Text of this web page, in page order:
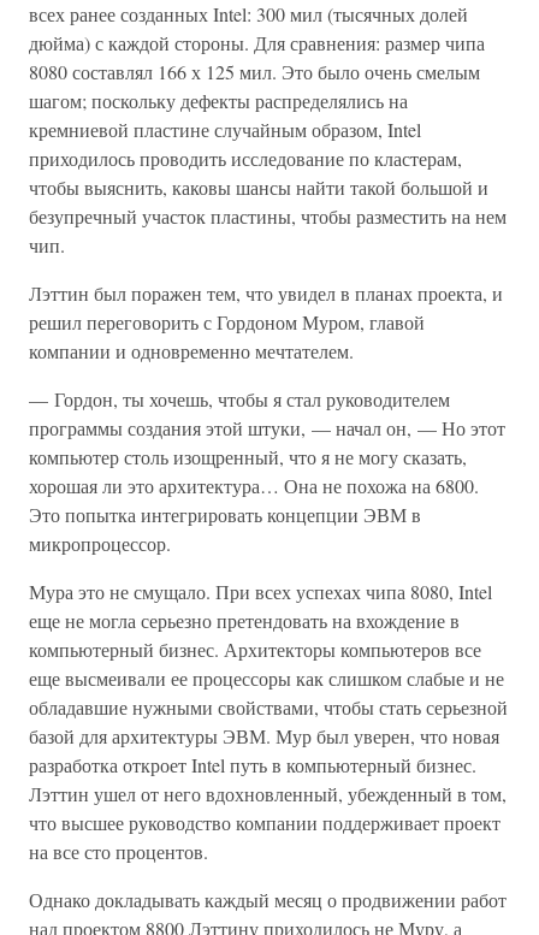
всех ранее созданных Intel: 300 мил (тысячных долей
дюйма) с каждой стороны. Для сравнения: размер чипа
8080 составлял 166 х 125 мил. Это было очень смелым
шагом; поскольку дефекты распределялись на
кремниевой пластине случайным образом, Intel
приходилось проводить исследование по кластерам,
чтобы выяснить, каковы шансы найти такой большой и
безупречный участок пластины, чтобы разместить на нем
чип.
Лэттин был поражен тем, что увидел в планах проекта, и
решил переговорить с Гордоном Муром, главой
компании и одновременно мечтателем.
— Гордон, ты хочешь, чтобы я стал руководителем
программы создания этой штуки, — начал он, — Но этот
компьютер столь изощренный, что я не могу сказать,
хорошая ли это архитектура… Она не похожа на 6800.
Это попытка интегрировать концепции ЭВМ в
микропроцессор.
Мура это не смущало. При всех успехах чипа 8080, Intel
еще не могла серьезно претендовать на вхождение в
компьютерный бизнес. Архитекторы компьютеров все
еще высмеивали ее процессоры как слишком слабые и не
обладавшие нужными свойствами, чтобы стать серьезной
базой для архитектуры ЭВМ. Мур был уверен, что новая
разработка откроет Intel путь в компьютерный бизнес.
Лэттин ушел от него вдохновленный, убежденный в том,
что высшее руководство компании поддерживает проект
на все сто процентов.
Однако докладывать каждый месяц о продвижении работ
над проектом 8800 Лэттину приходилось не Муру, а